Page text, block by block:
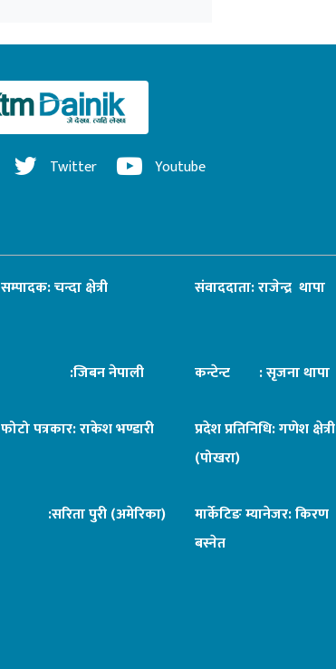
Twitter Youtube
सम्पादक: चन्दा क्षेत्री संवाददाता: राजेन्द्र थापा
:जिबन नेपाली कन्टेन्ट : सृजना थापा
फोटो पत्रकार: राकेश भण्डारी
प्रदेश प्रतिनिधि: गणेश क्षेत्री
(पोखरा)
:सरिता पुरी (अमेरिका)
मार्केटिङ म्यानेजर: किरण
बस्नेत